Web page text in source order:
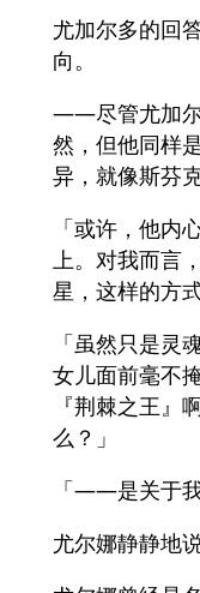
尤加尔多的回
向。
——尽管尤加尔
然，但他同样
异，就像斯芬
「或许，他内
上。对我而言
星，这样的方
「虽然只是灵
女儿面前毫不
『荆棘之王
么？」
「――是关于
尤尔娜静静地